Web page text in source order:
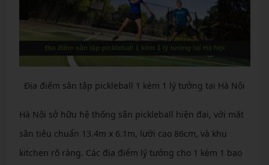
Địa điểm sân tập pickleball 1 kèm 1 lý tưởng tại Hà Nội
Hà Nội sở hữu hệ thống sân pickleball hiện đại, với mặt
sân tiêu chuẩn 13.4m x 6.1m, lưới cao 86cm, và khu
kitchen rõ ràng. Các địa điểm lý tưởng cho 1 kèm 1 bao